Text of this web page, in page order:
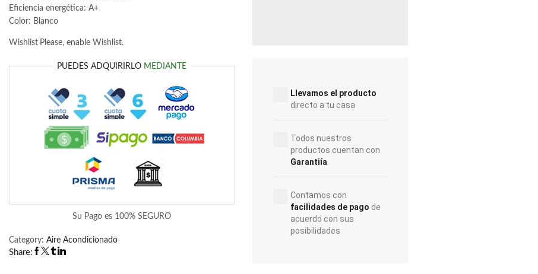
Eficiencia energética: A+
Color: Blanco
Wishlist Please, enable Wishlist.
PUEDES ADQUIRIRLO MEDIANTE
Su Pago es 100% SEGURO
Category: Aire Acondicionado
Share:
Llevamos el producto
directo a tu casa
Todos nuestros
productos cuentan con
Garantiía
Contamos con
facilidades de pago de
acuerdo con sus
posibilidades